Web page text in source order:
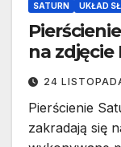
SATURN UKŁAD
na zdjęcie
24
Pierścienie
zakradają się